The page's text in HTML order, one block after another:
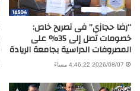
“رضا حجازي” فى تصريح خاص:
خصومات تصل إلى 35% على
المصروفات الدراسية بجامعة الريادة
2026/08/07 4:46:22 مساءً